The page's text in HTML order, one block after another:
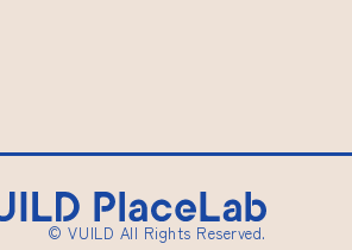
© VUILD All Rights Reserved.